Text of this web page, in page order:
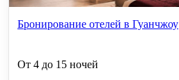
Бронирование отелей в Гуанчжоу
От 4 до 15 ночей